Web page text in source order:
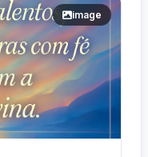
image